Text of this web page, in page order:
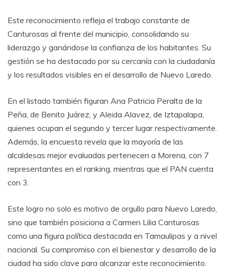
Este reconocimiento refleja el trabajo constante de
Canturosas al frente del municipio, consolidando su
liderazgo y ganándose la confianza de los habitantes. Su
gestión se ha destacado por su cercanía con la ciudadanía
y los resultados visibles en el desarrollo de Nuevo Laredo.
En el listado también figuran Ana Patricia Peralta de la
Peña, de Benito Juárez, y Aleida Alavez, de Iztapalapa,
quienes ocupan el segundo y tercer lugar respectivamente.
Además, la encuesta revela que la mayoría de las
alcaldesas mejor evaluadas pertenecen a Morena, con 7
representantes en el ranking, mientras que el PAN cuenta
con 3.
Este logro no solo es motivo de orgullo para Nuevo Laredo,
sino que también posiciona a Carmen Lilia Canturosas
como una figura política destacada en Tamaulipas y a nivel
nacional. Su compromiso con el bienestar y desarrollo de la
ciudad ha sido clave para alcanzar este reconocimiento.